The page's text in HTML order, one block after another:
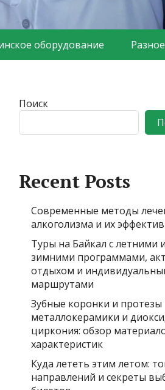
оборудование Разное
Поиск
Recent Posts
Современные методы
алкоголизма и их
Туры на Байкал с летними и
зимними программами,
отдыхом и
маршрутами
Зубные коронки и протезы
металлокерамики и
циркония: обзор
характеристик
Куда лететь этим летом:
направлений и секреты